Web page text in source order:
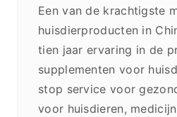
Een van de krachtigste
huisdierproducten in
tien jaar ervaring in de
supplementen voor
stop service voor
voor huisdieren,